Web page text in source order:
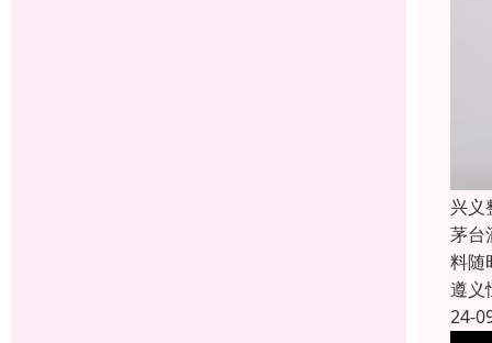
兴义
茅台
料随
遵义
24-